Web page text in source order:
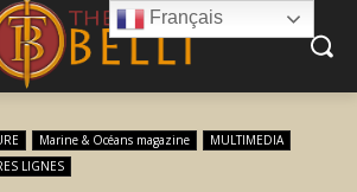
Marine & Océans magazine
MULTIMEDIA
LIGNES
Français